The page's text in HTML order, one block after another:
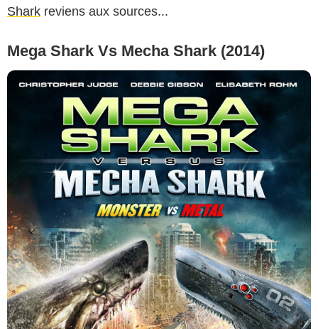
Shark reviens aux sources...
Mega Shark Vs Mecha Shark (2014)